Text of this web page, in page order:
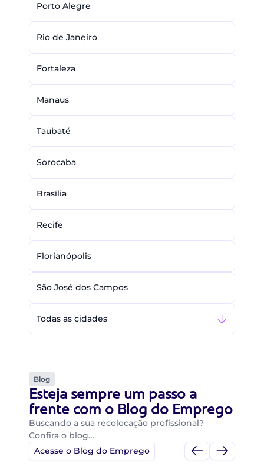
Porto Alegre
Rio de Janeiro
Fortaleza
Manaus
Taubaté
Sorocaba
Brasília
Recife
Florianópolis
São José dos Campos
Todas as cidades
Blog
Esteja sempre um passo a
frente com o Blog do Emprego
Buscando a sua recolocação profissional?
Confira o blog…
Acesse o Blog do Emprego